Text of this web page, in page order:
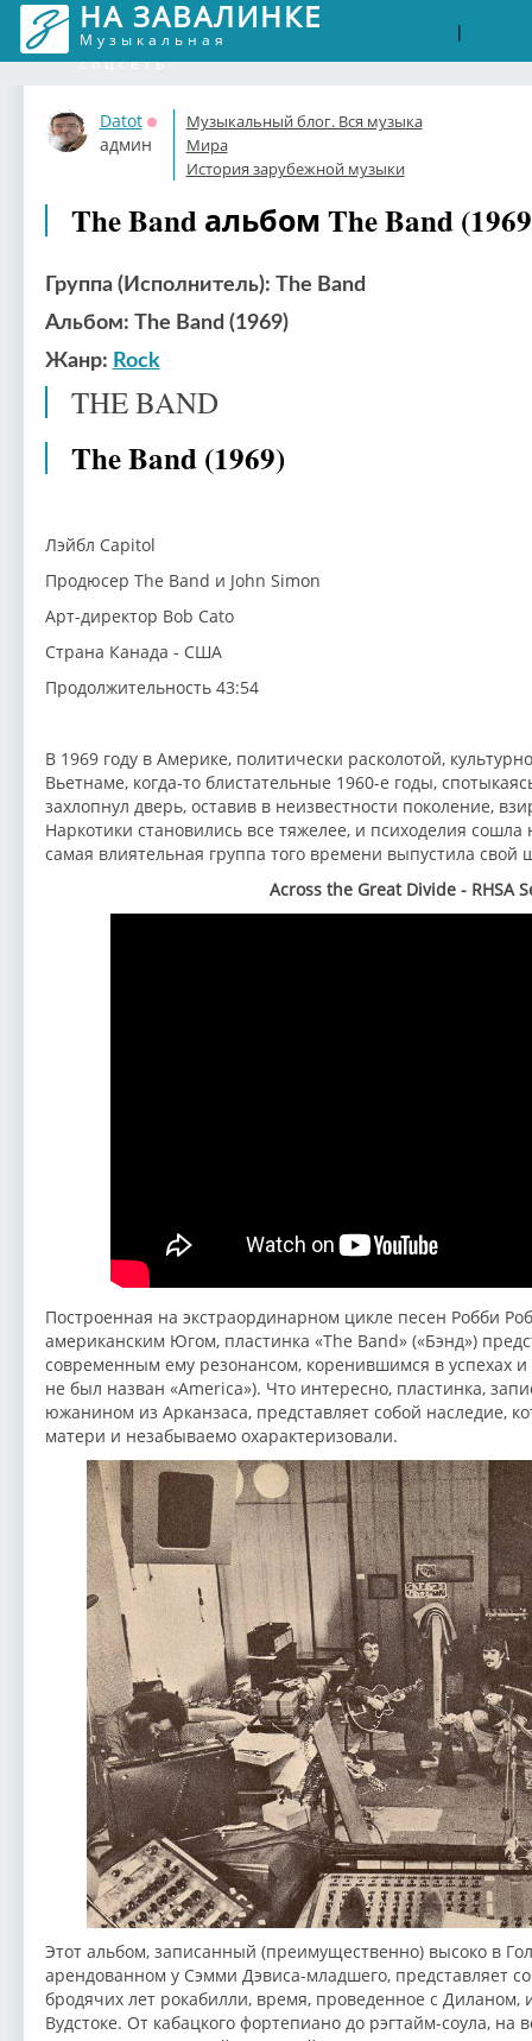
НА ЗАВАЛИНКЕ
Музыкальная
соцсеть
|
Datot
Оффлайн
админ
Музыкальный блог. Вся музыка
Мира
История зарубежной музыки
The Band альбом The Band
Группа (Исполнитель): The Band
Альбом: The Band (1969)
Жанр: Rock
THE BAND
The Band (1969)
Лэйбл Capitol
Продюсер The Band и John Simon
Арт-директор Bob Cato
Страна Канада - США
Продолжительность 43:54
В 1969 году в Америке, политически расколотой,
Вьетнаме, когда-то блистательные 1960-е годы,
захлопнул дверь, оставив в неизвестности поколение,
Наркотики становились все тяжелее, и психоделия
самая влиятельная группа того времени выпустила свой
Across the Great Divide - RHSA
Построенная на экстраординарном цикле песен Робби
американским Югом, пластинка «The Band» («Бэнд»)
современным ему резонансом, коренившимся в успехах
не был назван «America»). Что интересно, пластинка,
южанином из Арканзаса, представляет собой наследие,
матери и незабываемо охарактеризовали.
Этот альбом, записанный (преимущественно) высоко в
арендованном у Сэмми Дэвиса-младшего, представляет
бродячих лет рокабилли, время, проведенное с Диланом,
Вудстоке. От кабацкого фортепиано до рэгтайм-соула,